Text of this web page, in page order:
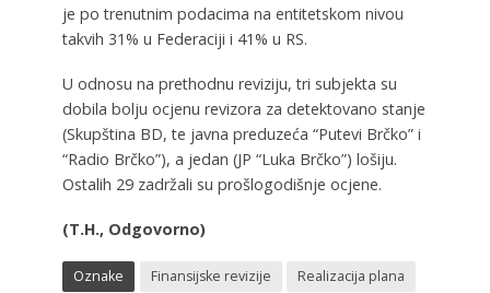
je po trenutnim podacima na entitetskom nivou
takvih 31% u Federaciji i 41% u RS.
U odnosu na prethodnu reviziju, tri subjekta su
dobila bolju ocjenu revizora za detektovano stanje
(Skupština BD, te javna preduzeća “Putevi Brčko” i
“Radio Brčko”), a jedan (JP “Luka Brčko”) lošiju.
Ostalih 29 zadržali su prošlogodišnje ocjene.
(T.H., Odgovorno)
Oznake Finansijske revizije
Realizacija plana